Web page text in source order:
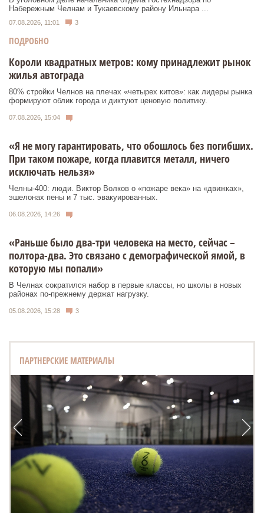
Набережным Челнам и Тукаевскому району Ильнара ...
07.08.2026, 11:01 3
ПОДРОБНО
Короли квадратных метров: кому принадлежит рынок
жилья автограда
80% стройки Челнов на плечах «четырех китов»: как лидеры рынка
формируют облик города и диктуют ценовую политику.
07.08.2026, 15:04
«Я не могу гарантировать, что обошлось без погибших.
При таком пожаре, когда плавится металл, ничего
исключать нельзя»
Челны-400: люди. Виктор Волков о «пожаре века» на «движках»,
эшелонах пены и 7 тыс. эвакуированных.
06.08.2026, 14:26
«Раньше было два-три человека на место, сейчас –
полтора-два. Это связано с демографической ямой, в
которую мы попали»
В Челнах сократился набор в первые классы, но школы в новых
районах по-прежнему держат нагрузку.
05.08.2026, 15:28 3
ПАРТНЕРСКИЕ МАТЕРИАЛЫ